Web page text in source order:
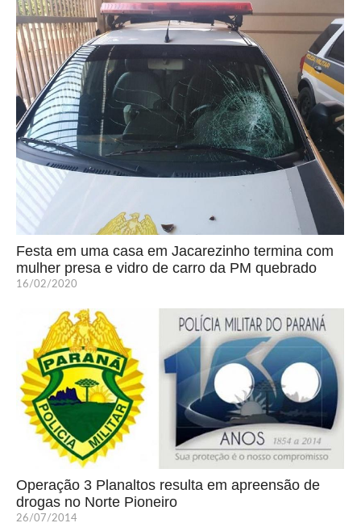
Festa em uma casa em Jacarezinho termina com
mulher presa e vidro de carro da PM quebrado
16/02/2020
Operação 3 Planaltos resulta em apreensão de
drogas no Norte Pioneiro
26/07/2014